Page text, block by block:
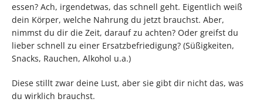
essen? Ach, irgendetwas, das schnell geht. Eigentlich weiß
dein Körper, welche Nahrung du jetzt brauchst. Aber,
nimmst du dir die Zeit, darauf zu achten? Oder greifst du
lieber schnell zu einer Ersatzbefriedigung? (Süßigkeiten,
Snacks, Rauchen, Alkohol u.a.)
Diese stillt zwar deine Lust, aber sie gibt dir nicht das, was
du wirklich brauchst.